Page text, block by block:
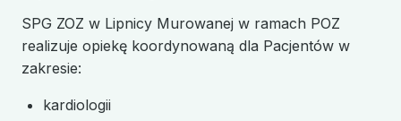
SPG ZOZ w Lipnicy Murowanej w ramach POZ
realizuje opiekę koordynowaną dla Pacjentów w
zakresie:
kardiologii